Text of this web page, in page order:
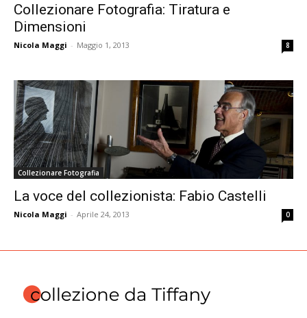
Collezionare Fotografia: Tiratura e
Dimensioni
Nicola Maggi - Maggio 1, 2013 8
Collezionare Fotografia
La voce del collezionista: Fabio Castelli
Nicola Maggi - Aprile 24, 2013 0